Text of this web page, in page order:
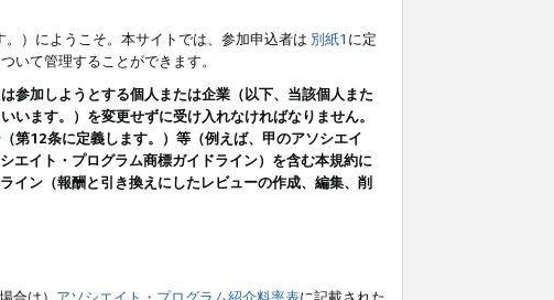
。）にようこそ。本サイトでは、参加申込者は 別紙1 に定
いて管理することができます。
参加しようとする個人または企業（以下、当該個人また
ます。）を変更せずに受け入れなければなりません。
（第12条に定義します。）等（例えば、甲のアソシエイ
エイト・プログラム商標ガイドライン）を含む本規約に
ン（報酬と引き換えにしたレビューの作成、編集、削